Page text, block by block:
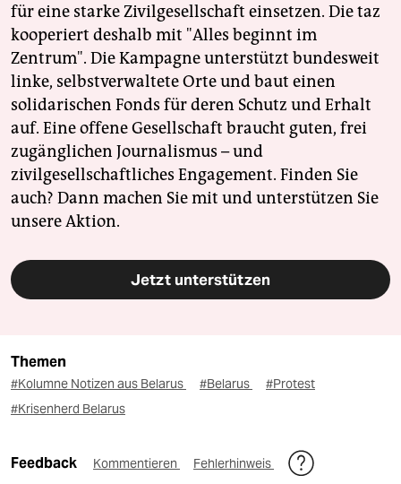
für eine starke Zivilgesellschaft einsetzen. Die taz
kooperiert deshalb mit "Alles beginnt im
Zentrum". Die Kampagne unterstützt bundesweit
linke, selbstverwaltete Orte und baut einen
solidarischen Fonds für deren Schutz und Erhalt
auf. Eine offene Gesellschaft braucht guten, frei
zugänglichen Journalismus – und
zivilgesellschaftliches Engagement. Finden Sie
auch? Dann machen Sie mit und unterstützen Sie
unsere Aktion.
Jetzt unterstützen
Themen
#Kolumne Notizen aus Belarus #Belarus
#Protest
#Krisenherd Belarus
Feedback Kommentieren Fehlerhinweis